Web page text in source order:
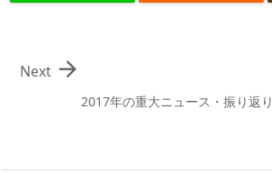
2017年の重大ニュース・振り返り

Next